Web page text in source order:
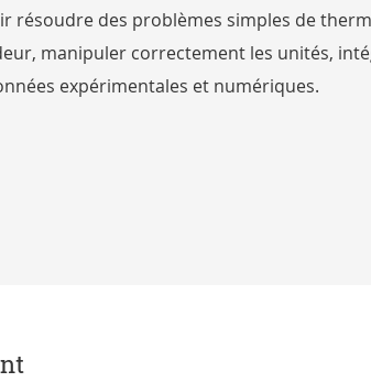
résoudre des problèmes simples de
manipuler correctement les unités,
expérimentales et numériques.